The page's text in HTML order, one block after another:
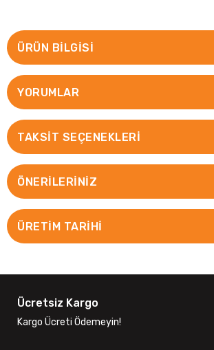
ÜRÜN BILGISI
YORUMLAR
TAKSIT SEÇENEKLERI
ÖNERILERINIZ
ÜRETİM TARİHİ
Ücretsiz Kargo
Kargo Ücreti Ödemeyin!